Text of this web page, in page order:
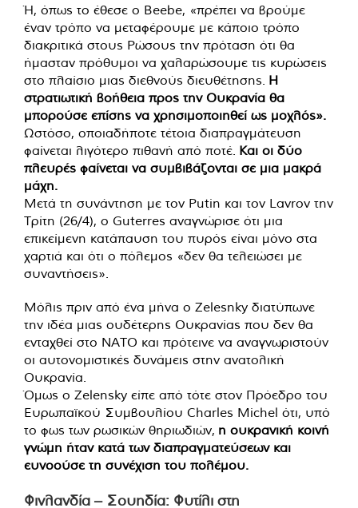
Ή, όπως το έθεσε ο Beebe, «πρέπει να βρούμε
έναν τρόπο να μεταφέρουμε με κάποιο τρόπο
διακριτικά στους Ρώσους την πρόταση ότι θα
ήμασταν πρόθυμοι να χαλαρώσουμε τις κυρώσεις
στο πλαίσιο μιας διεθνούς διευθέτησης. Η
στρατιωτική βοήθεια προς την Ουκρανία θα
μπορούσε επίσης να χρησιμοποιηθεί ως μοχλός».
Ωστόσο, οποιαδήποτε τέτοια διαπραγμάτευση
φαίνεται λιγότερο πιθανή από ποτέ. Και οι δύο
πλευρές φαίνεται να συμβιβάζονται σε μια μακρά
μάχη.
Μετά τη συνάντηση με τον Putin και τον Lavrov την
Τρίτη (26/4), ο Guterres αναγνώρισε ότι μια
επικείμενη κατάπαυση του πυρός είναι μόνο στα
χαρτιά και ότι ο πόλεμος «δεν θα τελειώσει με
συναντήσεις».
Μόλις πριν από ένα μήνα ο Zelesnky διατύπωνε
την ιδέα μιας ουδέτερης Ουκρανίας που δεν θα
ενταχθεί στο ΝΑΤΟ και πρότεινε να αναγνωριστούν
οι αυτονομιστικές δυνάμεις στην ανατολική
Ουκρανία.
Όμως ο Zelensky είπε από τότε στον Πρόεδρο του
Ευρωπαϊκού Συμβουλίου Charles Michel ότι, υπό
το φως των ρωσικών θηριωδιών, η ουκρανική κοινή
γνώμη ήταν κατά των διαπραγματεύσεων και
ευνοούσε τη συνέχιση του πολέμου.
Φινλανδία – Σουηδία: Φυτίλι στη